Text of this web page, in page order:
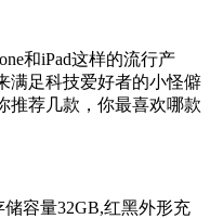
和iPad这样的流行产
满足科技爱好者的小怪僻
推荐几款，你最喜欢哪款
容量32GB,红黑外形充